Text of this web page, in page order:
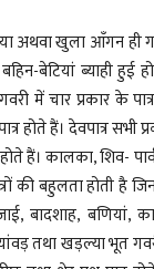
अथवा खुला आँगन ही
बेटियां ब्याही हुई
में चार प्रकार के
होते हैं। देवपात्र
हैं। कालका, शिव-
की बहुलता होती है
बादशाह, बणियां,
तथा खड़ल्या भूत